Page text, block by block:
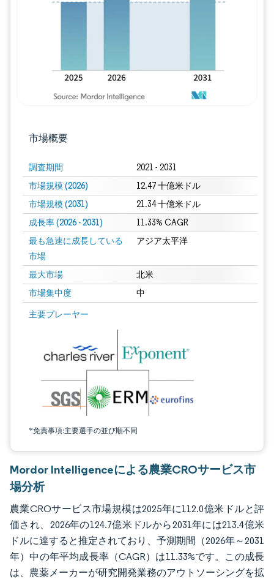
市場概要
調査期間 2021 - 2031
市場規模 (2026) 12.47 十億米ドル
市場規模 (2031) 21.34 十億米ドル
成長率 (2026 - 2031) 11.33% CAGR
最も急速に成長している
市場
アジア太平洋
最大市場 北米
市場集中度 中
主要プレーヤー
*免責事項:主要選手の並び順不同
画像 © Mordor Intelligence。再利用にはCC BY 4.0の表示が必要です。
Mordor Intelligenceによる農業CROサービス市
場分析
農業CROサービス市場規模は2025年に112.0億米ドルと評
価され、2026年の124.7億米ドルから2031年には213.4億米
ドルに達すると推定されており、予測期間（2026年～2031
年）中の年平均成長率（CAGR）は11.33%です。この成長
は、農薬メーカーが研究開発業務のアウトソーシングを拡